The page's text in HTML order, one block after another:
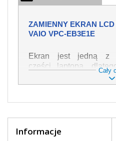
ZAMIENNY EKRAN
VAIO VPC-EB3E1E
Ekran jest jedną z
części laptopa,
żeby był jak
on do wyświetlania
z nim z jak największą
zaliczyć uszkodzenia
Cały
Informacje